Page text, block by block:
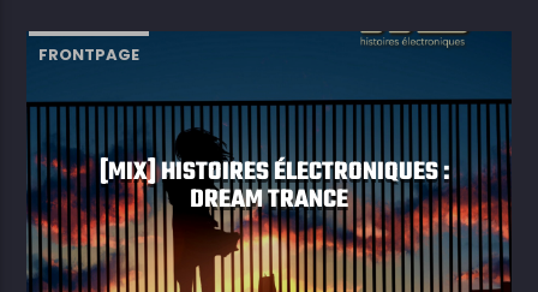
FRONTPAGE
[MIX] HISTOIRES ÉLECTRONIQUES :
DREAM TRANCE